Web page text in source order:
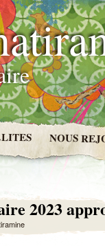
NOUS
2023